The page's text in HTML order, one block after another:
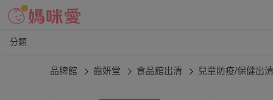
分類
品牌館 齒妍堂 食品館出清 兒童防疫/保健出清